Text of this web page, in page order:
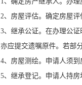
2、房屋评估。确定房屋
3、继承公证。在办理公
亦应提交遗嘱原件。若部
4、房屋测绘。申请人须
5、继承登记。申请人持